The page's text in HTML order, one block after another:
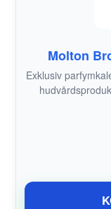
Molton
Exklusiv